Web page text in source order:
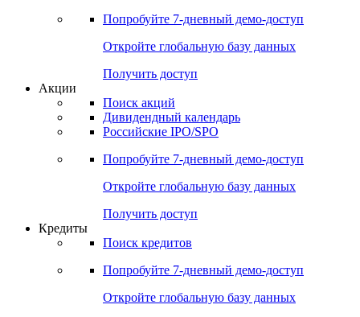
Попробуйте 7-дневный демо-доступ
Откройте глобальную базу данных
Получить доступ
Акции
Поиск акций
Дивидендный календарь
Российские IPO/SPO
Попробуйте 7-дневный демо-доступ
Откройте глобальную базу данных
Получить доступ
Кредиты
Поиск кредитов
Попробуйте 7-дневный демо-доступ
Откройте глобальную базу данных